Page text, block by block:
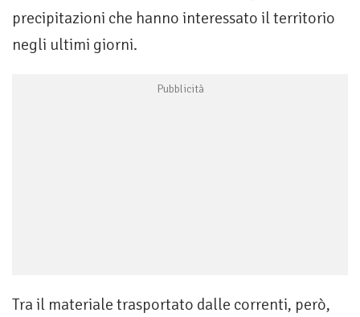
precipitazioni che hanno interessato il territorio
negli ultimi giorni.
Tra il materiale trasportato dalle correnti, però,